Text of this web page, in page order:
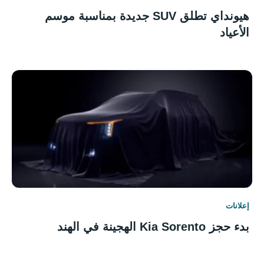
هيونداي تطلق SUV جديدة بمناسبة موسم
الأعياد
إعلانات
بدء حجز Kia Sorento الهجينة في الهند